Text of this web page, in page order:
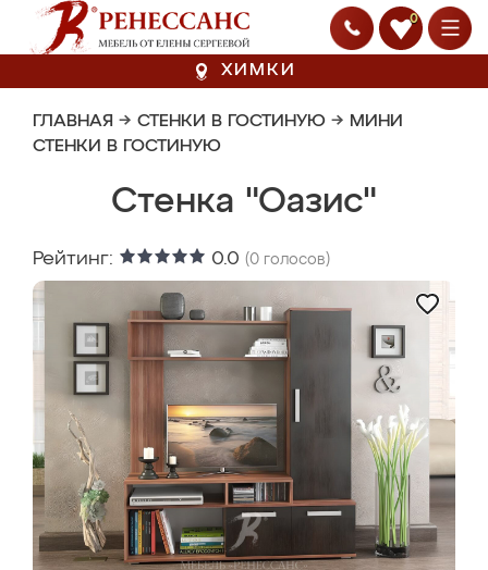
0
ХИМКИ
ГЛАВНАЯ → СТЕНКИ В ГОСТИНУЮ → МИНИ
СТЕНКИ В ГОСТИНУЮ
Стенка "Оазис"
Рейтинг: 0.0 (0 голосов)